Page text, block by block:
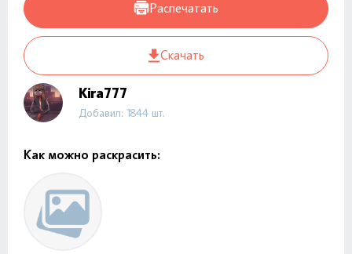
Распечатать
Скачать
Kira777
Добавил: 1844 шт.
Как можно раскрасить: